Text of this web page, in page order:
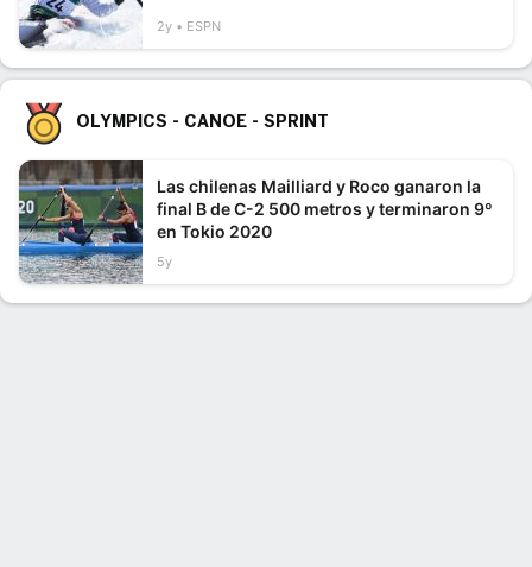
2y ESPN
OLYMPICS - CANOE - SPRINT
Las chilenas Mailliard y Roco ganaron la
final B de C-2 500 metros y terminaron 9º
en Tokio 2020
5y